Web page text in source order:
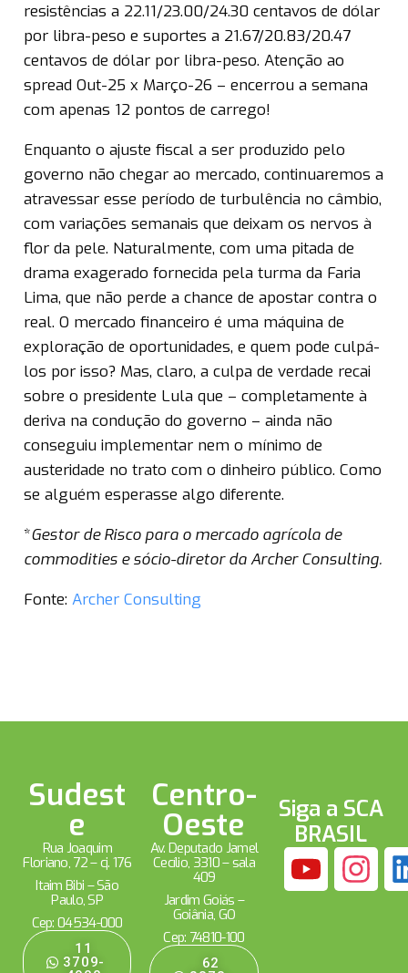
resistências a 22.11/23.00/24.30 centavos de dólar
por libra-peso e suportes a 21.67/20.83/20.47
centavos de dólar por libra-peso. Atenção ao
spread Out-25 x Março-26 – encerrou a semana
com apenas 12 pontos de carrego!
Enquanto o ajuste fiscal a ser produzido pelo
governo não chegar ao mercado, continuaremos a
atravessar esse período de turbulência no câmbio,
com variações semanais que deixam os nervos à
flor da pele. Naturalmente, com uma pitada de
drama exagerado fornecida pela turma da Faria
Lima, que não perde a chance de apostar contra o
real. O mercado financeiro é uma máquina de
exploração de oportunidades, e quem pode culpá-
los por isso? Mas, claro, a culpa de verdade recai
sobre o presidente Lula que – completamente à
deriva na condução do governo – ainda não
conseguiu implementar nem o mínimo de
austeridade no trato com o dinheiro público. Como
se alguém esperasse algo diferente.
*Gestor de Risco para o mercado agrícola de
commodities e sócio-diretor da Archer Consulting.
Fonte: Archer Consulting
Sudest
e
Rua Joaquim
Floriano, 72 – cj. 176
Itaim Bibi – São
Paulo, SP
Cep: 04534-000
11
3709-
Centro-
Oeste
Av. Deputado Jamel
Cecílio, 3310 – sala
409
Jardim Goiás –
Goiânia, GO
Cep: 74810-100
62
Siga a SCA
BRASIL